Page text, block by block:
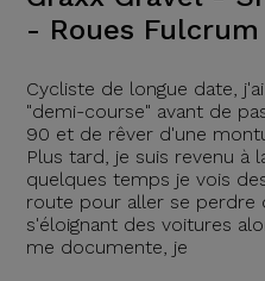
- Roues
Cycliste de longue date,
"demi-course" avant de
90 et de rêver d'une
Plus tard, je suis revenu à
quelques temps je vois
route pour aller se perdre
s'éloignant des voitures
me documente, je